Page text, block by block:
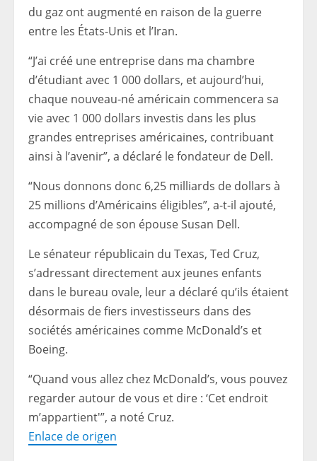
du gaz ont augmenté en raison de la guerre
entre les États-Unis et l’Iran.
“J’ai créé une entreprise dans ma chambre
d’étudiant avec 1 000 dollars, et aujourd’hui,
chaque nouveau-né américain commencera sa
vie avec 1 000 dollars investis dans les plus
grandes entreprises américaines, contribuant
ainsi à l’avenir”, a déclaré le fondateur de Dell.
“Nous donnons donc 6,25 milliards de dollars à
25 millions d’Américains éligibles”, a-t-il ajouté,
accompagné de son épouse Susan Dell.
Le sénateur républicain du Texas, Ted Cruz,
s’adressant directement aux jeunes enfants
dans le bureau ovale, leur a déclaré qu’ils étaient
désormais de fiers investisseurs dans des
sociétés américaines comme McDonald’s et
Boeing.
“Quand vous allez chez McDonald’s, vous pouvez
regarder autour de vous et dire : ‘Cet endroit
m’appartient'”, a noté Cruz.
Enlace de origen